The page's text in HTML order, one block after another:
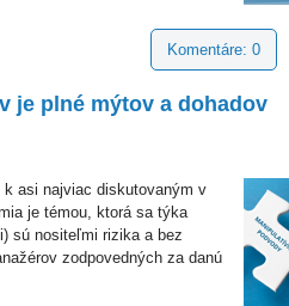
Komentáre: 0
je plné mýtov a dohadov
asi najviac diskutovaným v
je témou, ktorá sa týka
sú nositeľmi rizika a bez
zodpovedných za danú